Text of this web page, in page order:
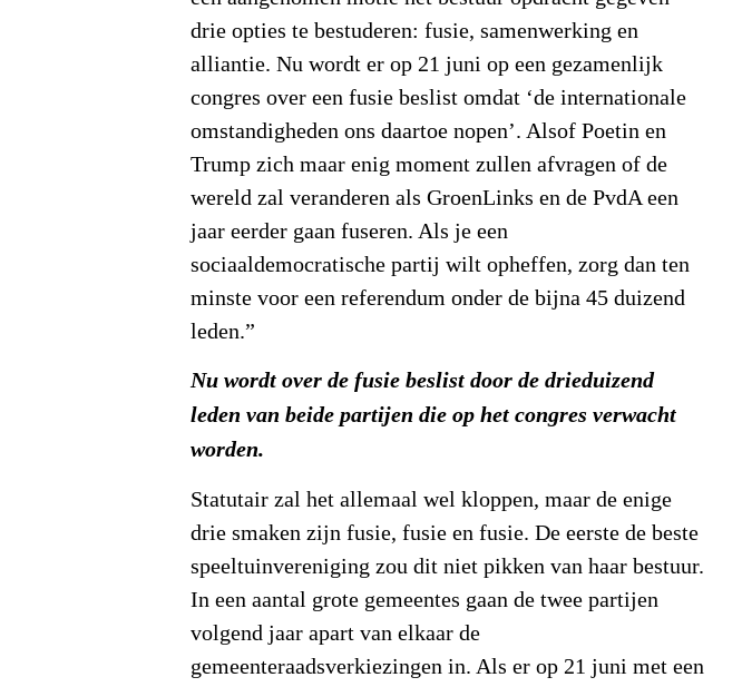
drie opties te bestuderen: fusie, samenwerking en
alliantie. Nu wordt er op 21 juni op een gezamenlijk
congres over een fusie beslist omdat ‘de internationale
omstandigheden ons daartoe nopen’. Alsof Poetin en
Trump zich maar enig moment zullen afvragen of de
wereld zal veranderen als GroenLinks en de PvdA een
jaar eerder gaan fuseren. Als je een
sociaaldemocratische partij wilt opheffen, zorg dan ten
minste voor een referendum onder de bijna 45 duizend
leden.”
Nu wordt over de fusie beslist door de drieduizend
leden van beide partijen die op het congres verwacht
worden.
Statutair zal het allemaal wel kloppen, maar de enige
drie smaken zijn fusie, fusie en fusie. De eerste de beste
speeltuinvereniging zou dit niet pikken van haar bestuur.
In een aantal grote gemeentes gaan de twee partijen
volgend jaar apart van elkaar de
gemeenteraadsverkiezingen in. Als er op 21 juni met een